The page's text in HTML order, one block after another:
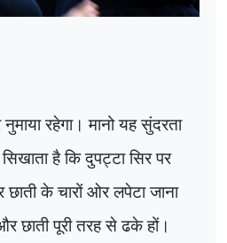
रहेगा। मानो यह सुंदरता
है कि दुपट्टा सिर पर
छाती के चारों ओर लपेटा जाना
छाती पूरी तरह से ढके हों।